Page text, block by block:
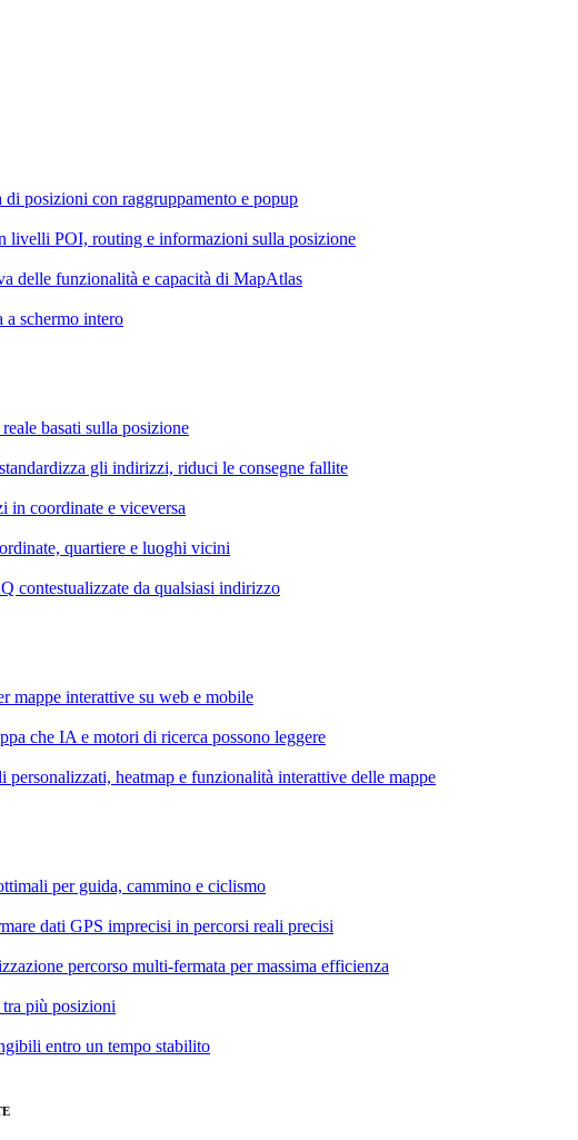
di posizioni con raggruppamento e popup
livelli POI, routing e informazioni sulla posizione
delle funzionalità e capacità di MapAtlas
a schermo intero
basati sulla posizione
gli indirizzi, riduci le consegne fallite
in coordinate e viceversa
quartiere e luoghi vicini
contestualizzate da qualsiasi indirizzo
mappe interattive su web e mobile
che IA e motori di ricerca possono leggere
personalizzati, heatmap e funzionalità interattive delle mappe
per guida, cammino e ciclismo
dati GPS imprecisi in percorsi reali precisi
percorso multi-fermata per massima efficienza
più posizioni
entro un tempo stabilito